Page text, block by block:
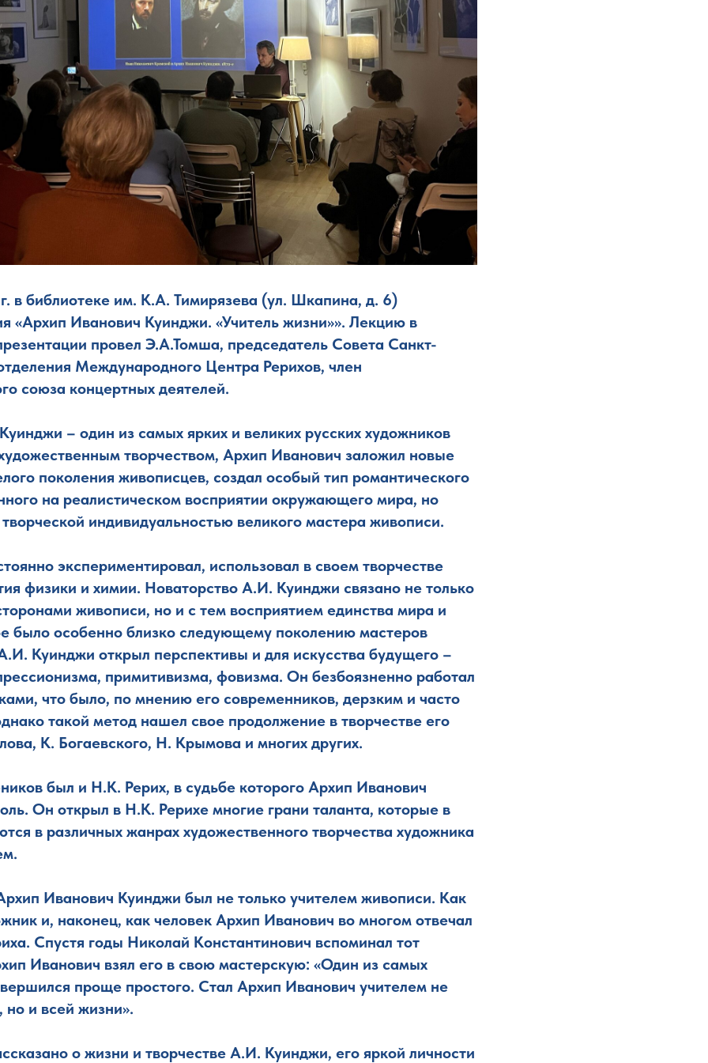
в библиотеке им. К.А. Тимирязева (ул. Шкапина, д. 6)
«Архип Иванович Куинджи. «Учитель жизни»». Лекцию в
провел Э.А.Томша, председатель Совета Санкт-
Международного Центра Рерихов, член
союза концертных деятелей.
– один из самых ярких и великих русских художников
творчеством, Архип Иванович заложил новые
поколения живописцев, создал особый тип романтического
на реалистическом восприятии окружающего мира, но
индивидуальностью великого мастера живописи.
экспериментировал, использовал в своем творчестве
физики и химии. Новаторство А.И. Куинджи связано не только
живописи, но и с тем восприятием единства мира и
было особенно близко следующему поколению мастеров
Куинджи открыл перспективы и для искусства будущего –
примитивизма, фовизма. Он безбоязненно работал
что было, по мнению его современников, дерзким и часто
такой метод нашел свое продолжение в творчестве его
К. Богаевского, Н. Крымова и многих других.
был и Н.К. Рерих, в судьбе которого Архип Иванович
Он открыл в Н.К. Рерихе многие грани таланта, которые в
в различных жанрах художественного творчества художника
Иванович Куинджи был не только учителем живописи. Как
и, наконец, как человек Архип Иванович во многом отвечал
Спустя годы Николай Константинович вспоминал тот
Иванович взял его в свою мастерскую: «Один из самых
проще простого. Стал Архип Иванович учителем не
но и всей жизни».
о жизни и творчестве А.И. Куинджи, его яркой личности